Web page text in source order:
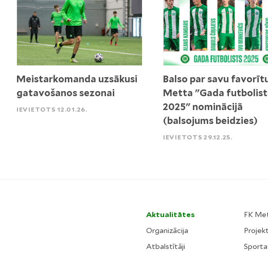
Meistarkomanda uzsākusi
gatavošanos sezonai
IEVIETOTS 12.01.26.
Balso par savu
Metta "Gada
2025" nominācijā
(balsojums beidzies)
IEVIETOTS 29.12.25.
Aktualitātes
Organizācija
Atbalstītāji
FK